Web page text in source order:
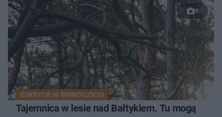
9
ODKRYCIE W ŚWINOUJŚCIU
Tajemnica w lesie nad Bałtykiem. Tu mogą